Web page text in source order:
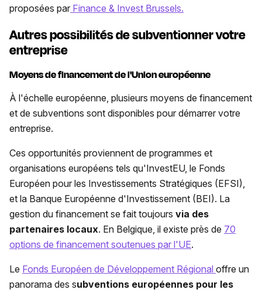
proposées par Finance & Invest Brussels.
Autres possibilités de subventionner votre
entreprise
Moyens de financement de l'Union européenne
À l'échelle européenne, plusieurs moyens de financement
et de subventions sont disponibles pour démarrer votre
entreprise.
Ces opportunités proviennent de programmes et
organisations européens tels qu'InvestEU, le Fonds
Européen pour les Investissements Stratégiques (EFSI),
et la Banque Européenne d'Investissement (BEI). La
gestion du financement se fait toujours via des
partenaires locaux. En Belgique, il existe près de 70
options de financement soutenues par l'UE.
Le Fonds Européen de Développement Régional offre un
panorama des subventions européennes pour les